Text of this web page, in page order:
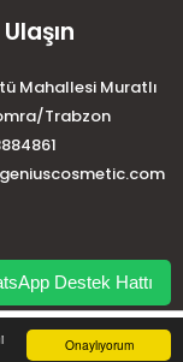
Onaylıyorum
local_shipping phone
Destek Hattı
Mahallesi Muratlı
Trabzon